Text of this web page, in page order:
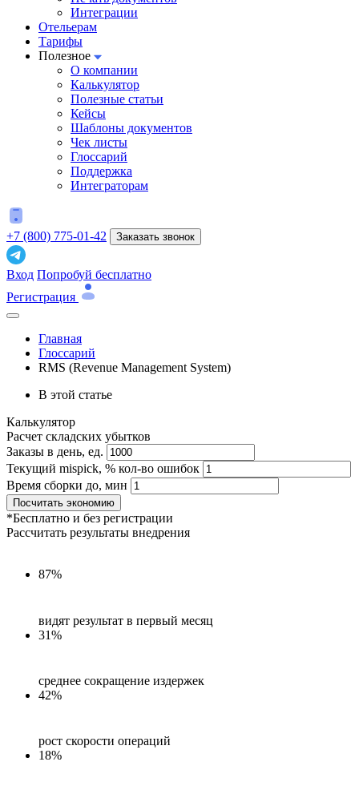
Интеграции
Отельерам
Тарифы
Полезное
О компании
Калькулятор
Полезные статьи
Кейсы
Шаблоны документов
Чек листы
Глоссарий
Поддержка
Интеграторам
+7 (800) 775-01-42 Заказать звонок
Вход Попробуй бесплатно
Регистрация
Главная
Глоссарий
RMS (Revenue Management System)
В этой статье
Калькулятор
Расчет складских убытков
Заказы в день, ед.
Текущий mispick, % кол-во ошибок
Время сборки до, мин
Посчитать экономию
*Бесплатно и без регистрации
Рассчитать результаты внедрения
87%
видят результат в первый месяц
31%
среднее сокращение издержек
42%
рост скорости операций
18%